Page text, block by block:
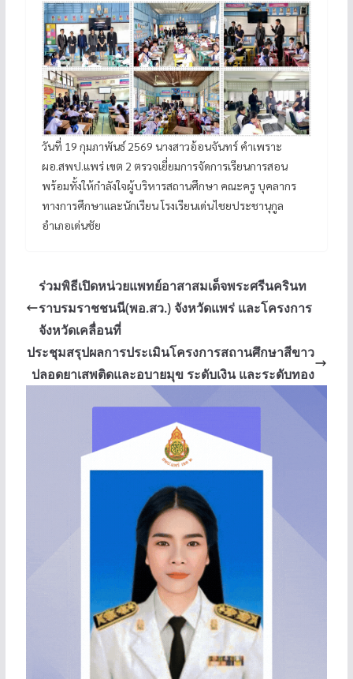
วันที่ 19 กุมภาพันธ์ 2569 นางสาวอ้อนจันทร์ คำเพราะ
ผอ.สพป.แพร่ เขต 2 ตรวจเยี่ยมการจัดการเรียนการสอน
พร้อมทั้งให้กำลังใจผู้บริหารสถานศึกษา คณะครู บุคลากร
ทางการศึกษาและนักเรียน โรงเรียนเด่นไชยประชานุกูล
อำเภอเด่นชัย
ร่วมพิธีเปิดหน่วยแพทย์อาสาสมเด็จพระศรีนครินท
ราบรมราชชนนี(พอ.สว.) จังหวัดแพร่ และโครงการ
จังหวัดเคลื่อนที่
ประชุมสรุปผลการประเมินโครงการสถานศึกษาสีขาว
ปลอดยาเสพติดและอบายมุข ระดับเงิน และระดับทอง